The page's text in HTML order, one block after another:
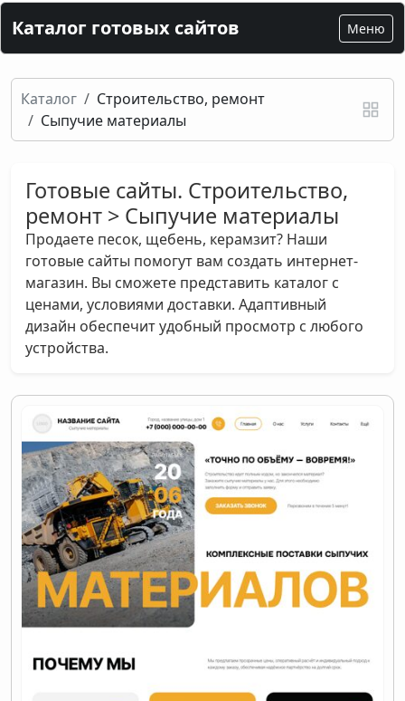
Каталог готовых сайтов Меню
Каталог
Строительство, ремонт
Сыпучие материалы
Готовые сайты. Строительство,
ремонт > Сыпучие материалы
Продаете песок, щебень, керамзит? Наши
готовые сайты помогут вам создать интернет-
магазин. Вы сможете представить каталог с
ценами, условиями доставки. Адаптивный
дизайн обеспечит удобный просмотр с любого
устройства.